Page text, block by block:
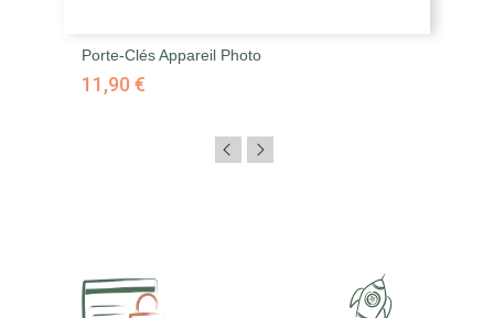
Porte-Clés Appareil Photo
11,90 €